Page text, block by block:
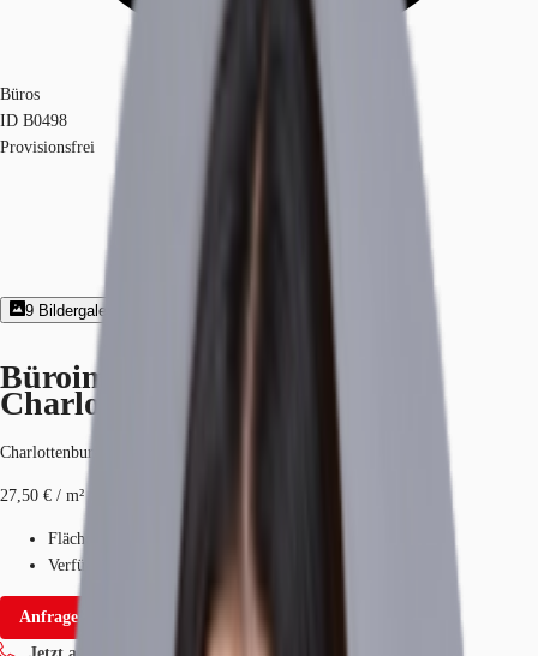
Büros
ID B0498
Provisionsfrei
9 Bildergalerie
Büroimmobilie - Berlin,
Charlottenburg - B0498
Charlottenburg, 10719, Berlin, Berlin
27,50 € / m²
Fläche
Verfügbarkeit
Anfrage senden
Jetzt anrufen